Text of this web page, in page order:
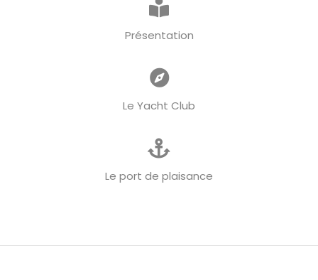
Présentation
Le Yacht Club
Le port de plaisance